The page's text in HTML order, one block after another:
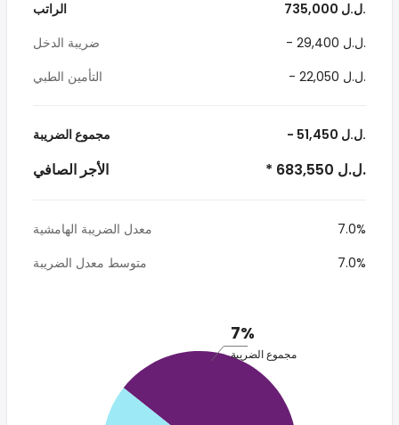
الراتب
735,000 ل.ل.‎
ضريبة الدخل
- 29,400 ل.ل.‎
التأمين الطبي
- 22,050 ل.ل.‎
مجموع الضريبة - 51,450 ل.ل.‎
الأجر الصافي * 683,550 ل.ل.‎
معدل الضريبة الهامشية
7.0%
متوسط معدل الضريبة
7.0%
7%
مجموع الضريبة